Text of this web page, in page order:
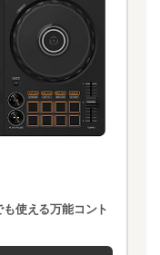
使える万能コント